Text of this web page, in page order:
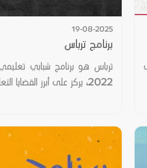
19-08-2025
برنامج ترباس
ترباس هو برنامج شبابي
2022، يركز على أبرز القضايا التعليمية والاج...